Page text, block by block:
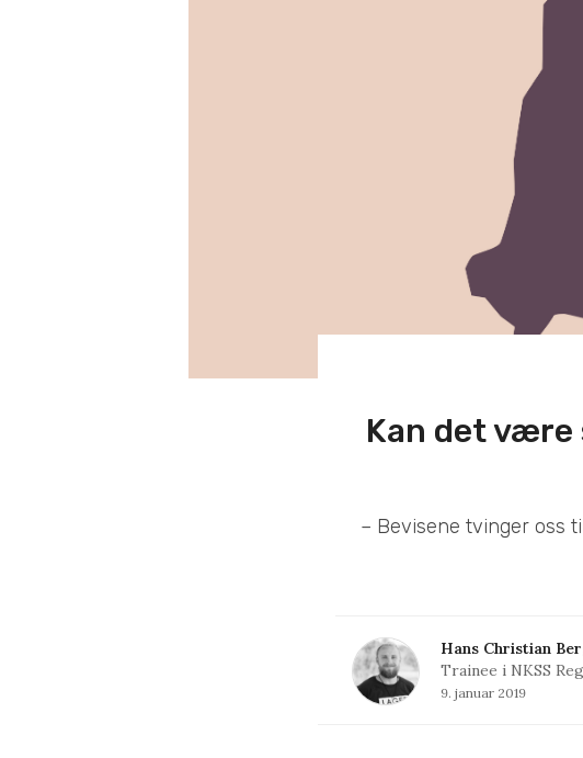
Kan det
– Bevisene tvinger oss
Hans Christian
Trainee i NKSS
9. januar 2019